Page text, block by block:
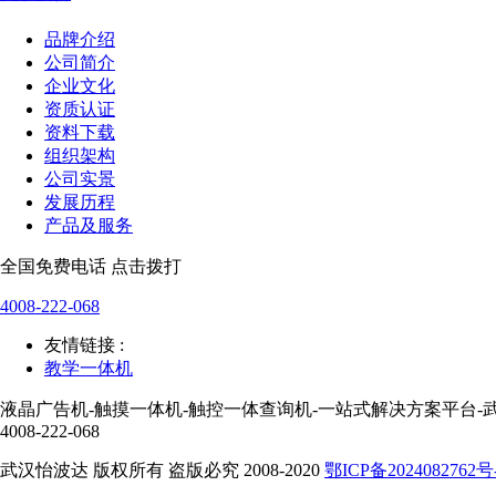
品牌介绍
公司简介
企业文化
资质认证
资料下载
组织架构
公司实景
发展历程
产品及服务
全国免费电话 点击拨打
4008-222-068
友情链接 :
教学一体机
液晶广告机-触摸一体机-触控一体查询机-一站式解决方案平台-
4008-222-068
武汉怡波达 版权所有 盗版必究 2008-2020 鄂ICP备2024082762号